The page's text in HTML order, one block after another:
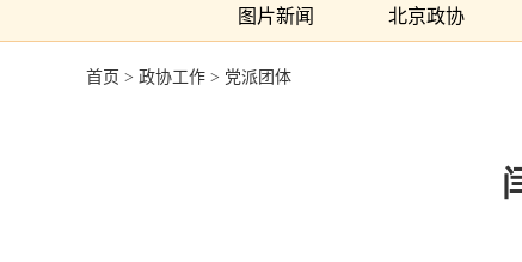
图片新闻 北京政协
首页 > 政协工作 > 党派团体